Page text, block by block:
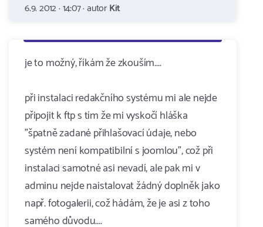
6.9. 2012 · 14:07 · autorKit
je to možný, říkám že zkouším....
při instalaci redakčního systému mi ale nejde
připojit k ftp s tím že mi vyskočí hláška
"špatně zadané přihlašovací údaje, nebo
systém není kompatibilní s joomlou", což při
instalaci samotné asi nevadí, ale pak mi v
adminu nejde naistalovat žádný doplněk jako
např. fotogalerii, což hádám, že je asi z toho
samého důvodu....